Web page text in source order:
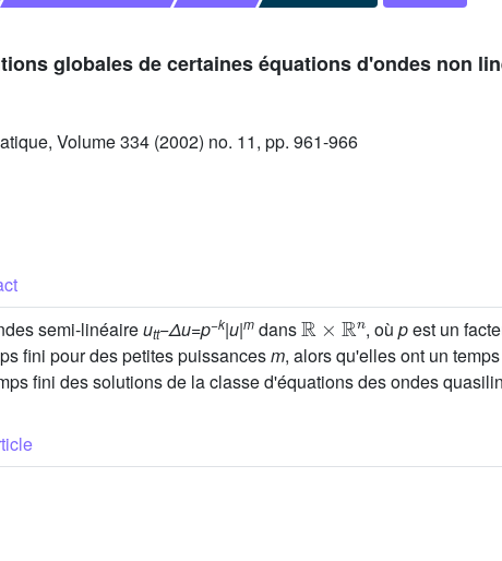
globales de certaines équations d'ondes non
Volume 334 (2002) no. 11, pp. 961-966
semi-linéaireutt−Δu=p−k|u|m dans
ℝ×ℝn
, où pest un
fini pour des petites puissancesm, alors qu'elles ont un
fini des solutions de la classe d'équations des ondes